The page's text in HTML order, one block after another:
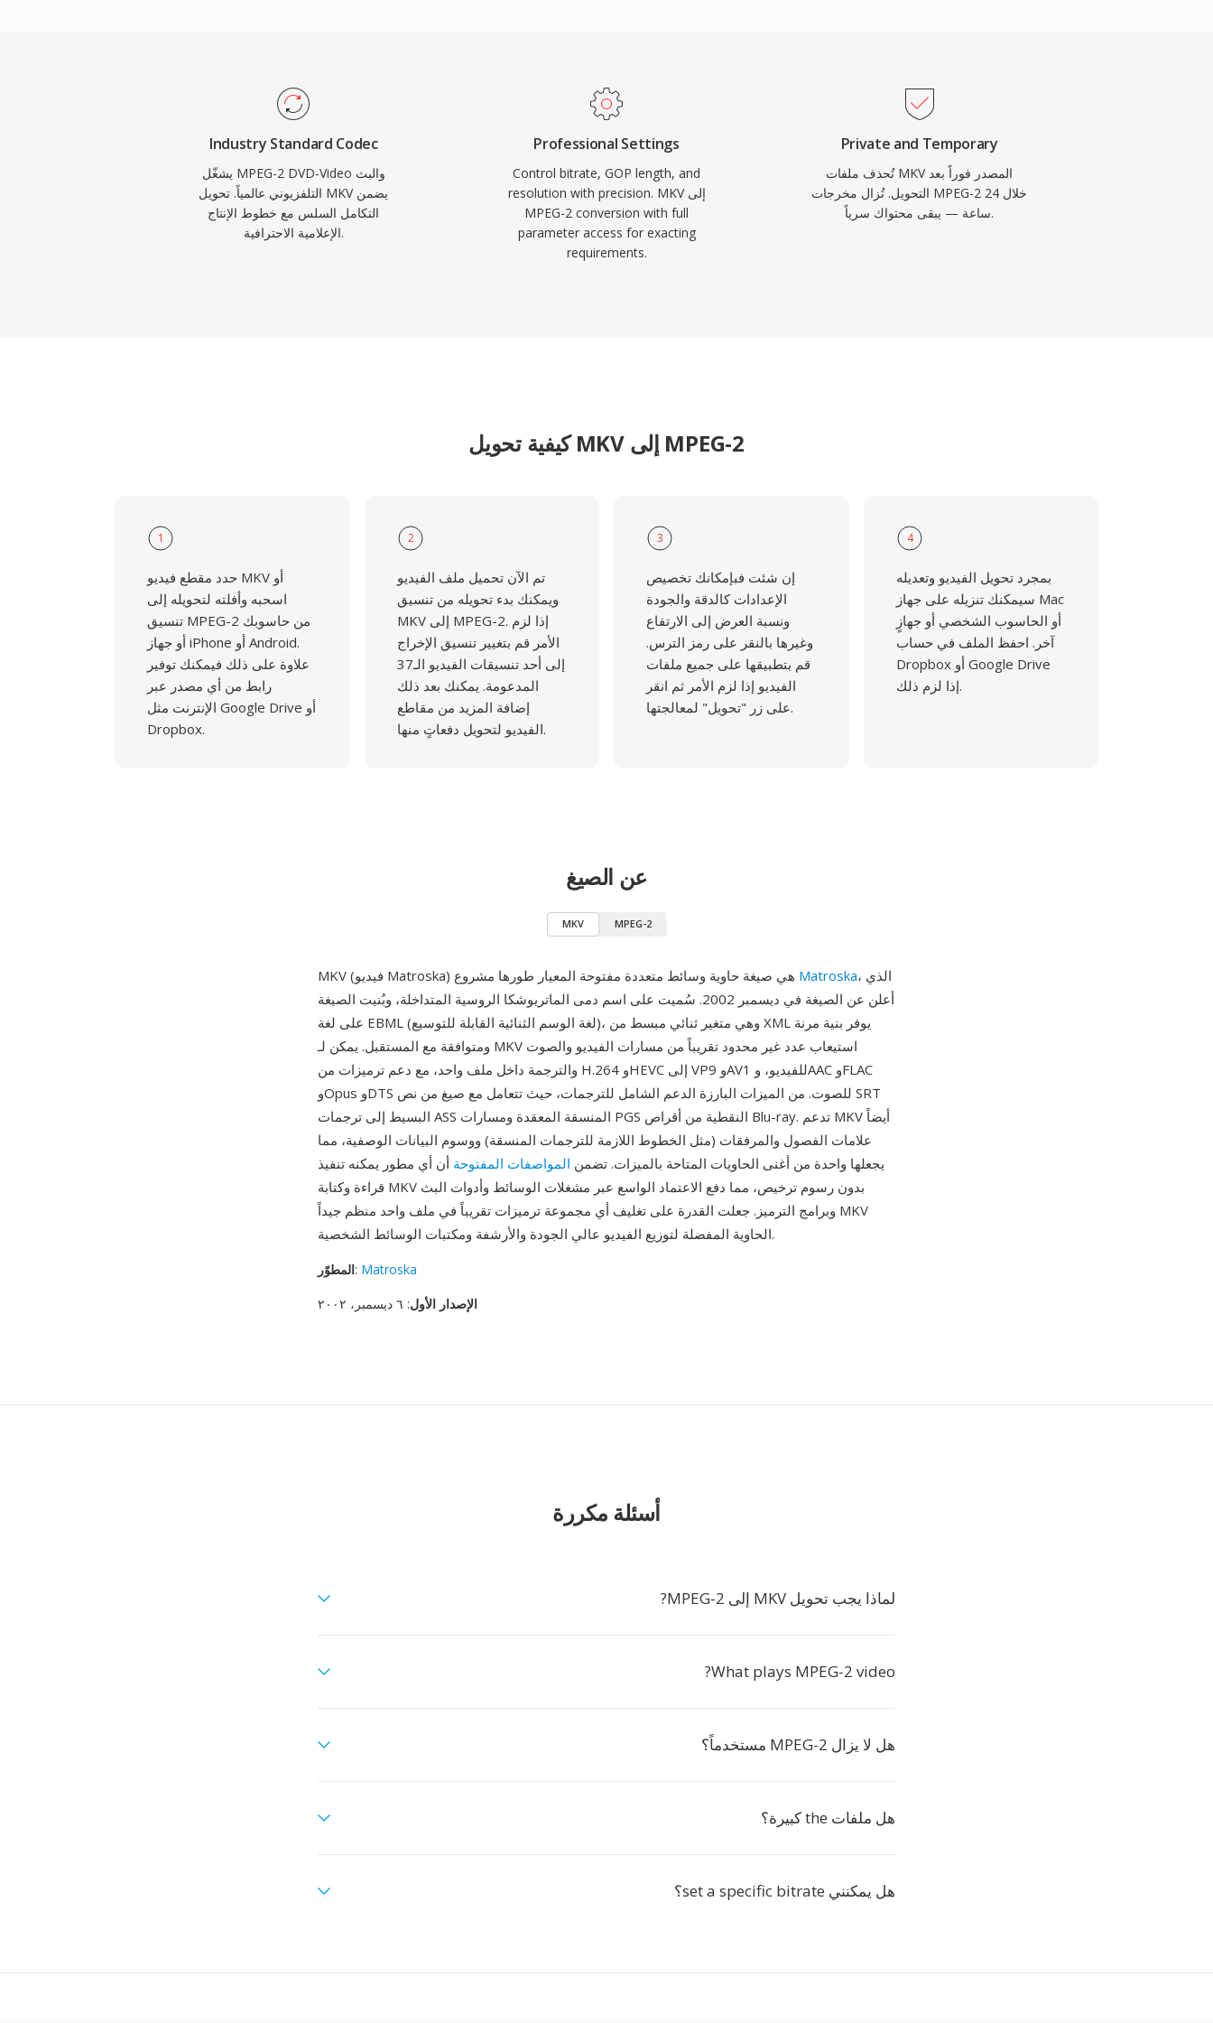
في الثانية في التكوينات الاحترافية. رغم أن الترميزات الأحدث مثل H.264
البنية التحتية للبث وأنظمة الكابل والأقمار الصناعية ومليارات أقراص DVD
المتداولة حول العالم.
Industry Standard Codec
يشغّل MPEG-2 DVD-Video والبث
التلفزيوني عالمياً. تحويل MKV يضمن
التكامل السلس مع خطوط الإنتاج
الإعلامية الاحترافية.
Professional Settings
Control bitrate, GOP length, and
resolution with precision. MKV إلى
MPEG-2 conversion with full
parameter access for exacting
requirements.
Private and Temporary
تُحذف ملفات MKV المصدر فوراً بعد
التحويل. تُزال مخرجات MPEG-2 خلال 24
ساعة — يبقى محتواك سرياً.
كيفية تحويل MKV إلى MPEG-2
1
حدد مقطع فيديو MKV أو
اسحبه وأفلته لتحويله إلى
تنسيق MPEG-2 من حاسوبك
أو جهاز iPhone أو Android.
علاوة على ذلك فيمكنك توفير
رابط من أي مصدر عبر
الإنترنت مثل Google Drive أو
Dropbox.
2
تم الآن تحميل ملف الفيديو
ويمكنك بدء تحويله من تنسيق
MKV إلى MPEG-2. إذا لزم
الأمر قم بتغيير تنسيق الإخراج
إلى أحد تنسيقات الفيديو الـ37
المدعومة. يمكنك بعد ذلك
إضافة المزيد من مقاطع
الفيديو لتحويل دفعاتٍ منها.
3
إن شئت فبإمكانك تخصيص
الإعدادات كالدقة والجودة
ونسبة العرض إلى الارتفاع
وغيرها بالنقر على رمز الترس.
قم بتطبيقها على جميع ملفات
الفيديو إذا لزم الأمر ثم انقر
على زر "تحويل" لمعالجتها.
4
بمجرد تحويل الفيديو وتعديله
سيمكنك تنزيله على جهاز Mac
أو الحاسوب الشخصي أو جهازٍ
آخر. احفظ الملف في حساب
Dropbox أو Google Drive
إذا لزم ذلك.
عن الصيغ
MKV MPEG-2
Matroska، الذي
أعلن عن الصيغة في ديسمبر 2002. سُميت على اسم دمى الماتريوشكا الروسية المتداخلة، وبُنيت الصيغة
على لغة EBML (لغة الوسم الثنائية القابلة للتوسيع)، وهي متغير ثنائي مبسط من XML يوفر بنية مرنة
ومتوافقة مع المستقبل. يمكن لـ MKV استيعاب عدد غير محدود تقريباً من مسارات الفيديو والصوت
والترجمة داخل ملف واحد، مع دعم ترميزات من H.264 وHEVC إلى VP9 وAV1 للفيديو، وAAC وFLAC
وOpus وDTS للصوت. من الميزات البارزة الدعم الشامل للترجمات، حيث تتعامل مع صيغ من نص SRT
البسيط إلى ترجمات ASS المنسقة المعقدة ومسارات PGS النقطية من أقراص Blu-ray. تدعم MKV أيضاً
علامات الفصول والمرفقات (مثل الخطوط اللازمة للترجمات المنسقة) ووسوم البيانات الوصفية، مما
يجعلها واحدة من أغنى الحاويات المتاحة بالميزات. تضمن المواصفات المفتوحة أن أي مطور يمكنه تنفيذ
قراءة وكتابة MKV بدون رسوم ترخيص، مما دفع الاعتماد الواسع عبر مشغلات الوسائط وأدوات البث
وبرامج الترميز. جعلت القدرة على تغليف أي مجموعة ترميزات تقريباً في ملف واحد منظم جيداً MKV
الحاوية المفضلة لتوزيع الفيديو عالي الجودة والأرشفة ومكتبات الوسائط الشخصية.
المطوّر: Matroska
الإصدار الأول: ٦ ديسمبر، ٢٠٠٢
أسئلة مكررة
لماذا يجب تحويل MKV إلى MPEG-2?
What plays MPEG-2 video?
هل لا يزال MPEG-2 مستخدماً؟
هل ملفات the كبيرة؟
هل يمكنني set a specific bitrate؟